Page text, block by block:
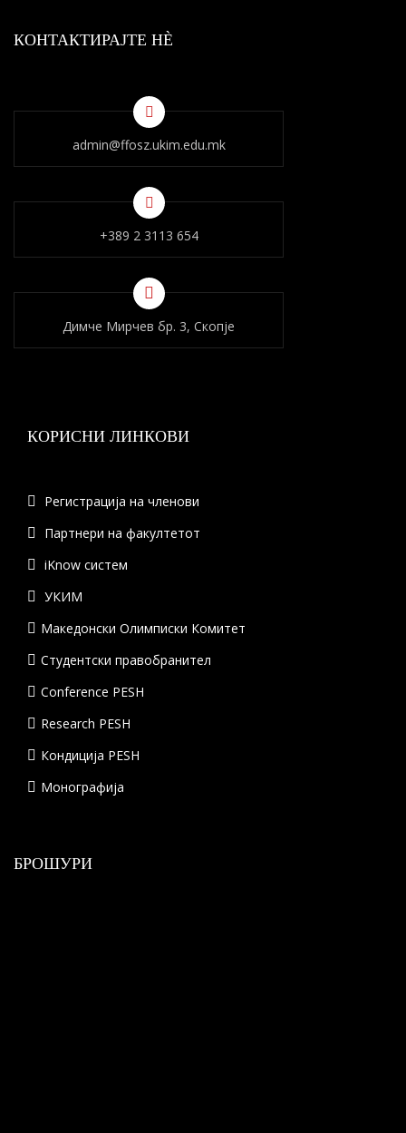
КОНТАКТИРАЈТЕ НÈ
admin@ffosz.ukim.edu.mk
+389 2 3113 654
Димче Мирчев бр. 3, Скопје
КОРИСНИ ЛИНКОВИ
Регистрација на членови
Партнери на факултетот
iKnow систем
УКИМ
Македонски Олимписки Комитет
Студентски правобранител
Conference PESH
Research PESH
Кондиција PESH
Монографија
БРОШУРИ